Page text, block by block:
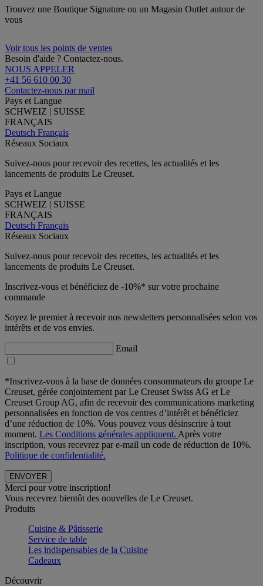
Trouvez une Boutique Signature ou un Magasin Outlet autour de
vous
Voir tous les points de ventes
Besoin d'aide ? Contactez-nous.
NOUS APPELER
+41 56 610 00 30
Contactez-nous par mail
Pays et Langue
SCHWEIZ | SUISSE
FRANÇAIS
Deutsch Français
Réseaux Sociaux
Suivez-nous pour recevoir des recettes, les actualités et les
lancements de produits Le Creuset.
Pays et Langue
SCHWEIZ | SUISSE
FRANÇAIS
Deutsch Français
Réseaux Sociaux
Suivez-nous pour recevoir des recettes, les actualités et les
lancements de produits Le Creuset.
Inscrivez-vous et bénéficiez de -10%* sur votre prochaine
commande
Soyez le premier à recevoir nos newsletters personnalisées selon vos
intérêts et de vos envies.
Email
*Inscrivez-vous à la base de données consommateurs du groupe Le
Creuset, gérée conjointement par Le Creuset Swiss AG et Le
Creuset Group AG, afin de recevoir des communications marketing
personnalisées en fonction de vos centres d’intérêt et bénéficiez
d’une réduction de 10%. Vous pouvez vous désinscrire à tout
moment. Les Conditions générales appliquent. Après votre
inscription, vous recevrez par e-mail un code de réduction de 10%.
Politique de confidentialité.
Merci pour votre inscription!
Vous recevrez bientôt des nouvelles de Le Creuset.
Produits
Cuisine & Pâtisserie
Service de table
Les indispensables de la Cuisine
Cadeaux
Découvrir